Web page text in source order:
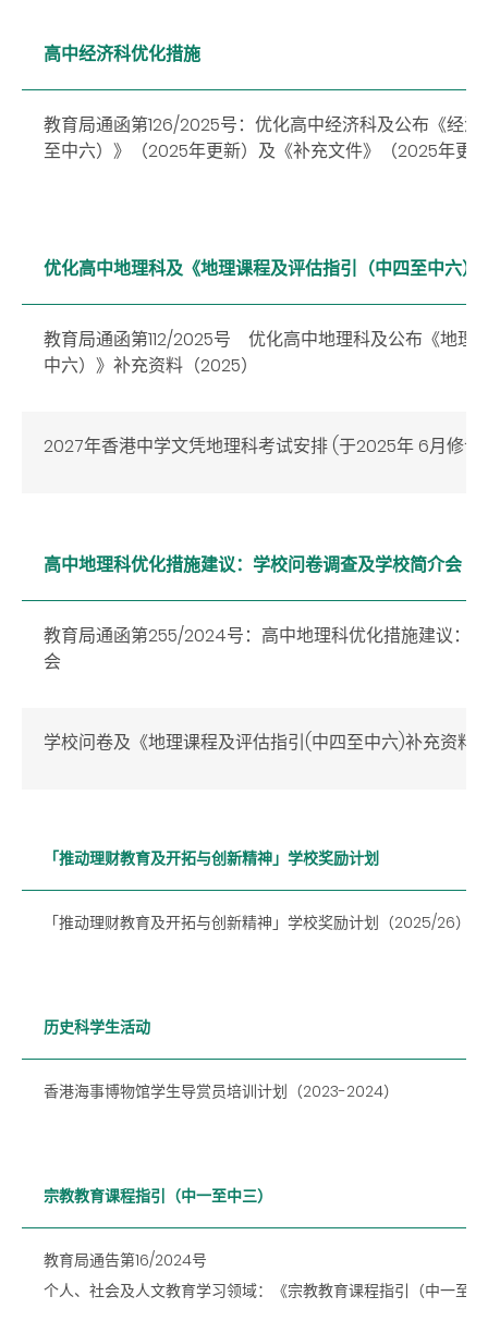
高中经济科优化措施
教育局通函第126/2025号：优化高中经济科及公布《经
至中六）》（2025年更新）及《补充文件》（2025年更
优化高中地理科及《地理课程及评估指引（中四至中六
教育局通函第112/2025号 优化高中地理科及公布《地理
中六）》补充资料（2025）
2027年香港中学文凭地理科考试安排 (于2025年 6月修订)
高中地理科优化措施建议：学校问卷调查及学校简介会
教育局通函第255/2024号：高中地理科优化措施建议：
会
学校问卷及《地理课程及评估指引(中四至中六)补充资料
「推动理财教育及开拓与创新精神」学校奖励计划
「推动理财教育及开拓与创新精神」学校奖励计划（2025/26）
历史科学生活动
香港海事博物馆学生导赏员培训计划（2023-2024）
宗教教育课程指引（中一至中三）
教育局通告第16/2024号
个人、社会及人文教育学习领域：《宗教教育课程指引（中一至